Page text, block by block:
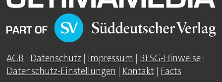
AGB | Datenschutz | Impressum | BFSG-Hinweise |
Datenschutz-Einstellungen | Kontakt | Facts